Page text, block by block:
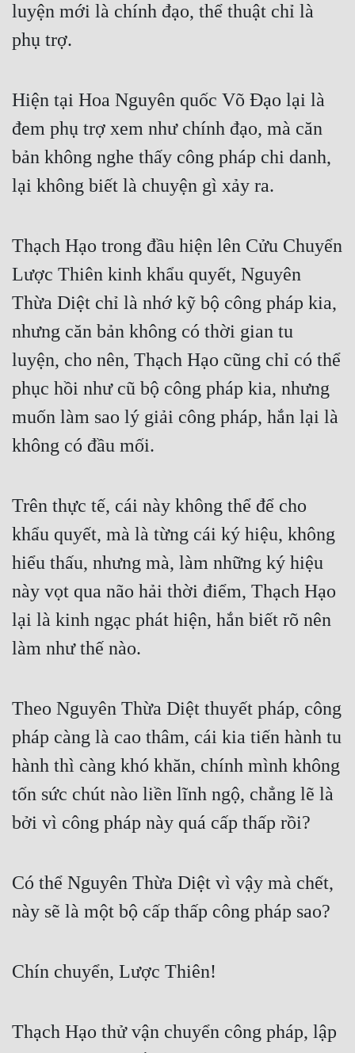
Quân Sự
Sảng Văn
Sủng
Thanh Xuân
Triều Đấu
Trùng Sinh
Trọng Sinh
Tu Chân
Tu Tiên
Tội Phạm
Vô Địch
Xuyên Nhanh
Xuyên Sách
Xuyên Thư
Đô Thị
Đông Phương
Đông Phương Huyền Huyễn
Đồng Nhân
Truyện Nam
luyện mới là chính đạo, thể thuật chỉ là
phụ trợ.
Hiện tại Hoa Nguyên quốc Võ Đạo lại là
đem phụ trợ xem như chính đạo, mà căn
bản không nghe thấy công pháp chi danh,
lại không biết là chuyện gì xảy ra.
Thạch Hạo trong đầu hiện lên Cửu Chuyển
Lược Thiên kinh khẩu quyết, Nguyên
Thừa Diệt chỉ là nhớ kỹ bộ công pháp kia,
nhưng căn bản không có thời gian tu
luyện, cho nên, Thạch Hạo cũng chỉ có thể
phục hồi như cũ bộ công pháp kia, nhưng
muốn làm sao lý giải công pháp, hắn lại là
không có đầu mối.
Trên thực tế, cái này không thể để cho
khẩu quyết, mà là từng cái ký hiệu, không
hiểu thấu, nhưng mà, làm những ký hiệu
này vọt qua não hải thời điểm, Thạch Hạo
lại là kinh ngạc phát hiện, hắn biết rõ nên
làm như thế nào.
Theo Nguyên Thừa Diệt thuyết pháp, công
pháp càng là cao thâm, cái kia tiến hành tu
hành thì càng khó khăn, chính mình không
tốn sức chút nào liền lĩnh ngộ, chẳng lẽ là
bởi vì công pháp này quá cấp thấp rồi?
Có thể Nguyên Thừa Diệt vì vậy mà chết,
này sẽ là một bộ cấp thấp công pháp sao?
Chín chuyển, Lược Thiên!
Thạch Hạo thử vận chuyển công pháp, lập